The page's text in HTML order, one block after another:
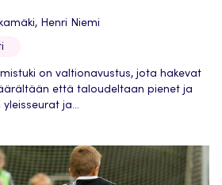
Henri Niemi
on valtionavustus, jota hakevat
että taloudeltaan pienet ja
ja...